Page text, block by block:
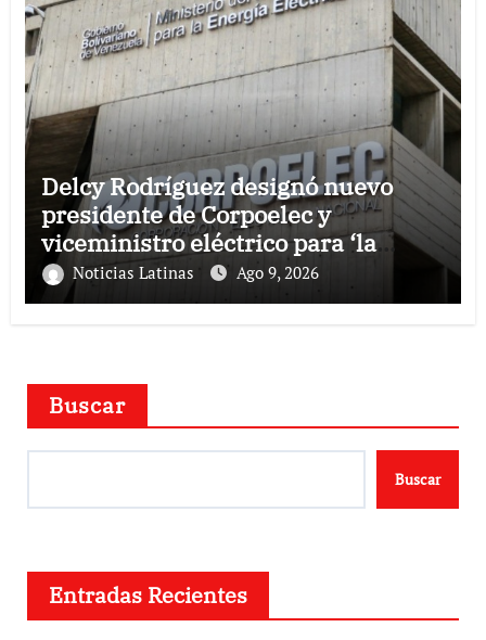
Delcy Rodríguez designó nuevo
presidente de Corpoelec y
viceministro eléctrico para ‘la
recuperación del servicio’
Noticias Latinas Ago 9, 2026
Buscar
Buscar
Entradas Recientes